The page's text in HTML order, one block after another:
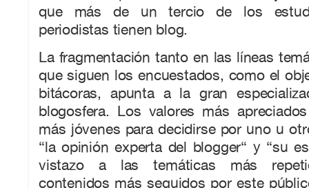
que más de un tercio de los
periodistas tienen blog.
La fragmentación tanto en las líneas
que siguen los encuestados, como el
bitácoras, apunta a la gran
blogosfera. Los valores más
más jóvenes para decidirse por uno u
“la opinión experta del blogger“ y “su
vistazo a las temáticas más
contenidos más seguidos por este